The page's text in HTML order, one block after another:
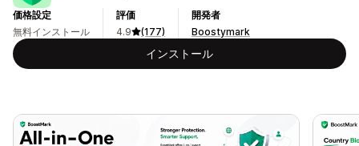
価格設定
無料インストール
評価
4.9
(177)
開発者
Boostymark
インストール